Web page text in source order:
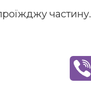
частину.